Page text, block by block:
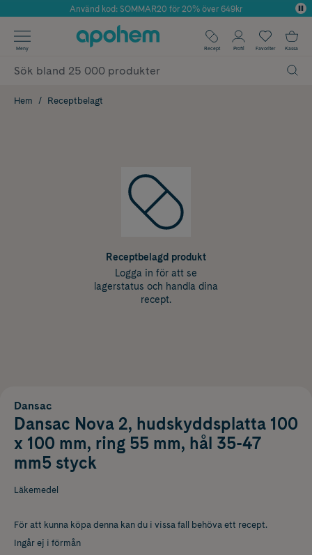
Årets Butik 2025 inom Skönhet
Använd kod: SOMMAR20 för 20% över 649kr
✓ Fri frakt
✓ Poäng på alla köp*
Meny Recept Profil Favoriter Kassa
Hem Receptbelagt
Receptbelagd produkt
Logga in för att se
lagerstatus och handla dina
recept.
Dansac
Dansac Nova 2, hudskyddsplatta 100
x 100 mm, ring 55 mm, hål 35-47
mm5 styck
Läkemedel
För att kunna köpa denna kan du i vissa fall behöva ett recept.
Ingår ej i förmån